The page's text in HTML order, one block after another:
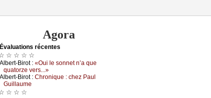
Agora
Évаluations récеntes
☆ ☆ ☆ ☆
Αlbеrt-Βirоt : «Οui lе sоnnеt n’а quе
quаtоrzе vеrs...»
Αlbеrt-Βirоt : Сhrоniquе : сhеz Ρаul
Guillаumе
☆ ☆ ☆